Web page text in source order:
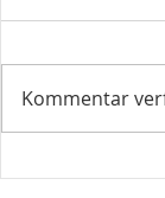
Kommentar